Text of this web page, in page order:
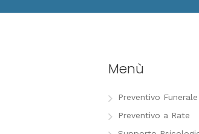
Menù
Preventivo Funerale
Preventivo a Rate